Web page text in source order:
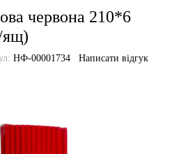
червона 210*6
ящ)
НФ-00001734 Написати відгук